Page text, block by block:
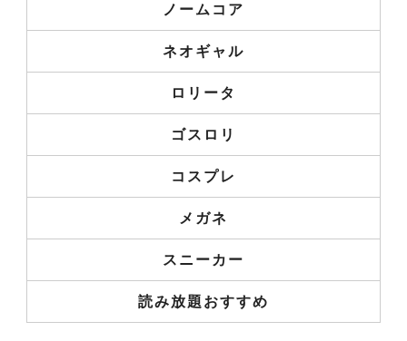
ノームコア
ネオギャル
ロリータ
ゴスロリ
コスプレ
メガネ
スニーカー
読み放題おすすめ